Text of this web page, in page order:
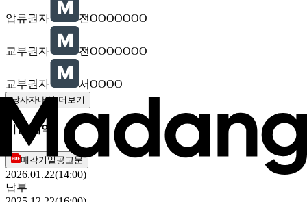
압류권자 전OOOOOOO
교부권자 전OOOOOOO
교부권자 서OOOO
당사자내역 더보기
기일 내역
매각기일공고문
2026.01.22(14:00)
납부